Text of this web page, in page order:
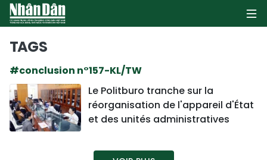
POLITIQUE
TAGS
#conclusion n°157-KL/TW
Le Politburo tranche sur la
réorganisation de l'appareil d'État
et des unités administratives